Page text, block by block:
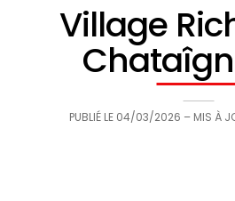
Village
PUBLIÉ LE 04/03/2026 – MIS À